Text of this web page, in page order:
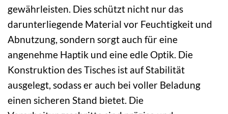
gewährleisten. Dies schützt nicht nur das
darunterliegende Material vor Feuchtigkeit und
Abnutzung, sondern sorgt auch für eine
angenehme Haptik und eine edle Optik. Die
Konstruktion des Tisches ist auf Stabilität
ausgelegt, sodass er auch bei voller Beladung
einen sicheren Stand bietet. Die